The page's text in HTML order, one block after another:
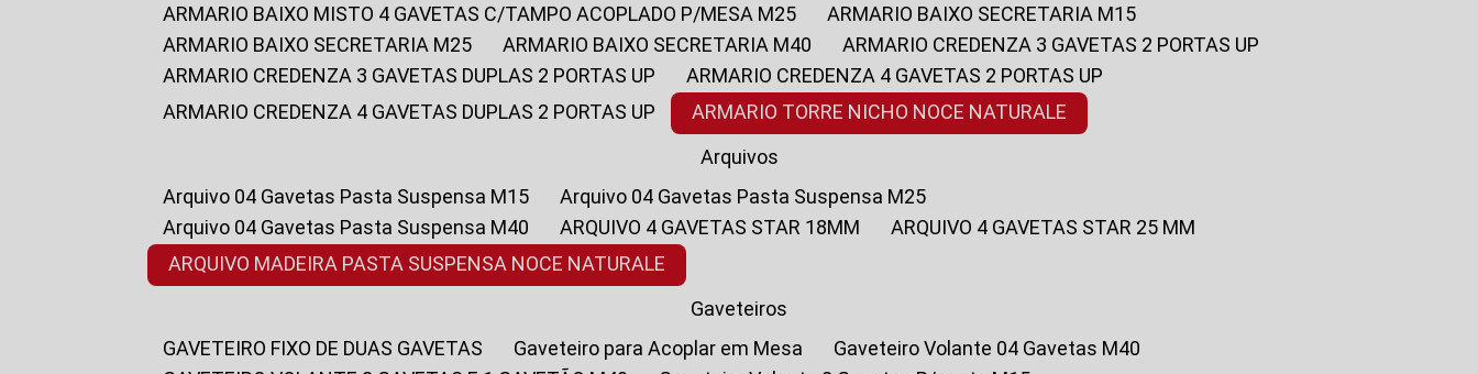
ARMARIO BAIXO MISTO 4 GAVETAS C/TAMPO ACOPLADO P/MESA M25
ARMARIO BAIXO SECRETARIA M15
ARMARIO BAIXO SECRETARIA M25
ARMARIO BAIXO SECRETARIA M40
ARMARIO CREDENZA 3 GAVETAS 2 PORTAS UP
ARMARIO CREDENZA 3 GAVETAS DUPLAS 2 PORTAS UP
ARMARIO CREDENZA 4 GAVETAS 2 PORTAS UP
ARMARIO CREDENZA 4 GAVETAS DUPLAS 2 PORTAS UP
ARMARIO TORRE NICHO NOCE NATURALE
Arquivos
Arquivo 04 Gavetas Pasta Suspensa M15
Arquivo 04 Gavetas Pasta Suspensa M25
Arquivo 04 Gavetas Pasta Suspensa M40
ARQUIVO 4 GAVETAS STAR 18MM
ARQUIVO 4 GAVETAS STAR 25 MM
ARQUIVO MADEIRA PASTA SUSPENSA NOCE NATURALE
Gaveteiros
GAVETEIRO FIXO DE DUAS GAVETAS
Gaveteiro para Acoplar em Mesa
Gaveteiro Volante 04 Gavetas M40